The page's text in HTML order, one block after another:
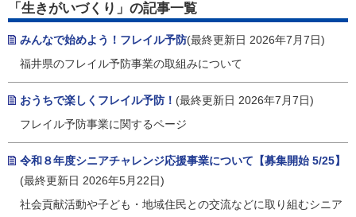
「生きがいづくり」の記事一覧
みんなで始めよう！フレイル予防(最終更新日 2026年7月7日)
福井県のフレイル予防事業の取組みについて
おうちで楽しくフレイル予防！ (最終更新日 2026年7月7日)
フレイル予防事業に関するページ
令和８年度シニアチャレンジ応援事業について【募集開始 5/25】
(最終更新日 2026年5月22日)
社会貢献活動や子ども・地域住民との交流などに取り組むシニア